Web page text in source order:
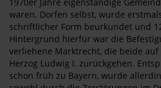
waren. Dorfen selbst, wurde
schriftlicher Form beurkundet und
Hintergrund hierfür war die
verliehene Marktrecht, die beide
Herzog Ludwig I. zurückgehen.
schon früh zu Bayern, wurde